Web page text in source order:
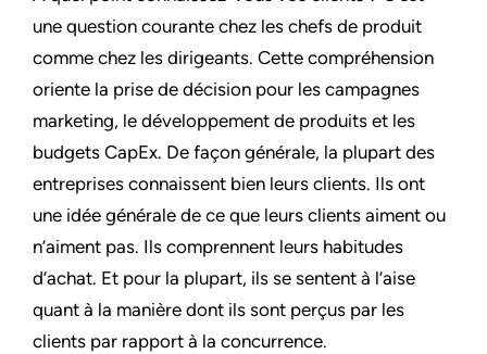
une question courante chez les chefs de produit
comme chez les dirigeants. Cette compréhension
oriente la prise de décision pour les campagnes
marketing, le développement de produits et les
budgets CapEx. De façon générale, la plupart des
entreprises connaissent bien leurs clients. Ils ont
une idée générale de ce que leurs clients aiment ou
n’aiment pas. Ils comprennent leurs habitudes
d’achat. Et pour la plupart, ils se sentent à l’aise
quant à la manière dont ils sont perçus par les
clients par rapport à la concurrence.